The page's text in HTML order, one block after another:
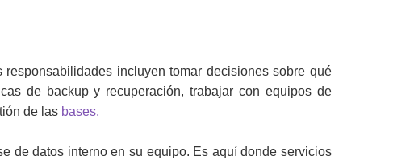
incluyen tomar decisiones sobre qué
de backup y recuperación, trabajar con equipos de
de las bases.
de datos interno en su equipo. Es aquí donde servicios